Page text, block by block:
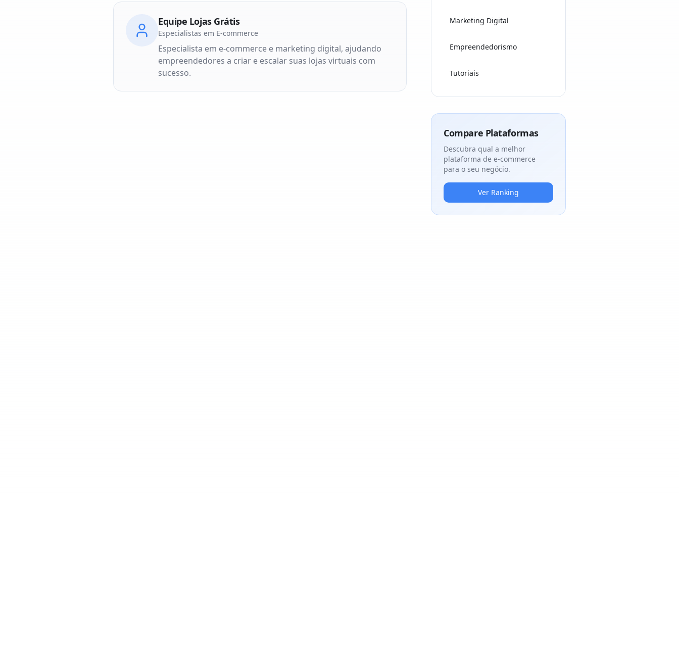
Equipe Lojas Grátis
Especialistas em E-commerce
Especialista em e-commerce e marketing digital, ajudando
empreendedores a criar e escalar suas lojas virtuais com
sucesso.
Marketing Digital
Empreendedorismo
Tutoriais
Compare Plataformas
Descubra qual a melhor
plataforma de e-commerce
para o seu negócio.
Ver Ranking